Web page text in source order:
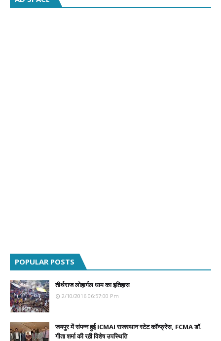
POPULAR POSTS
तीर्थराज लोहार्गल धाम का इतिहास
2/10/2016 06:57:00 Pm
जयपुर में संपन्न हुई ICMAI राजस्थान स्टेट कॉन्फ्रेंस, FCMA डॉ.
गीता शर्मा की रही विशेष उपस्थिति